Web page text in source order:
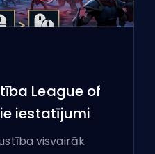
League of
iestatījumi
visvairāk